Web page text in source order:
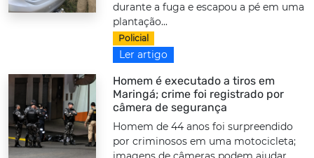
durante a fuga e escapou a pé em uma
plantação...
Policial
Ler artigo
Homem é executado a tiros em
Maringá; crime foi registrado por
câmera de segurança
Homem de 44 anos foi surpreendido
por criminosos em uma motocicleta;